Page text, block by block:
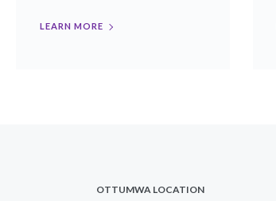
LEARN MORE
OTTUMWA LOCATION